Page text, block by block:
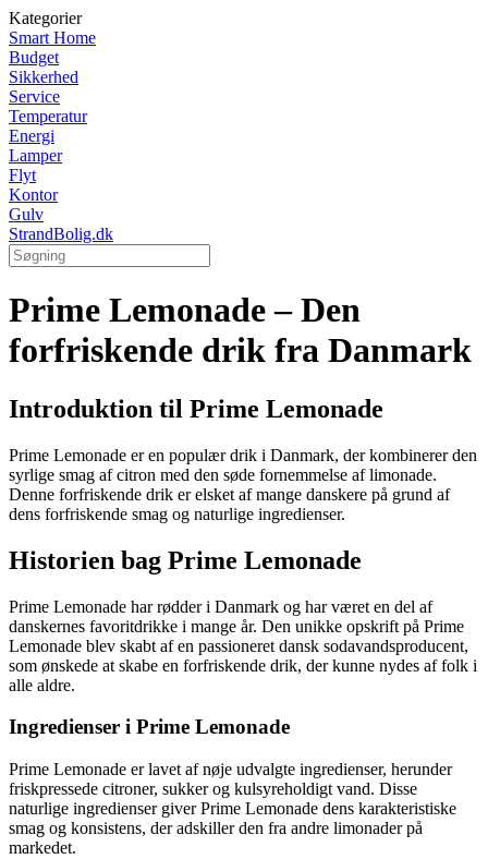
Kategorier
Smart Home
Budget
Sikkerhed
Service
Temperatur
Energi
Lamper
Flyt
Kontor
Gulv
StrandBolig.dk
Prime Lemonade – Den
forfriskende drik fra Danmark
Introduktion til Prime Lemonade
Prime Lemonade er en populær drik i Danmark, der kombinerer den
syrlige smag af citron med den søde fornemmelse af limonade.
Denne forfriskende drik er elsket af mange danskere på grund af
dens forfriskende smag og naturlige ingredienser.
Historien bag Prime Lemonade
Prime Lemonade har rødder i Danmark og har været en del af
danskernes favoritdrikke i mange år. Den unikke opskrift på Prime
Lemonade blev skabt af en passioneret dansk sodavandsproducent,
som ønskede at skabe en forfriskende drik, der kunne nydes af folk i
alle aldre.
Ingredienser i Prime Lemonade
Prime Lemonade er lavet af nøje udvalgte ingredienser, herunder
friskpressede citroner, sukker og kulsyreholdigt vand. Disse
naturlige ingredienser giver Prime Lemonade dens karakteristiske
smag og konsistens, der adskiller den fra andre limonader på
markedet.